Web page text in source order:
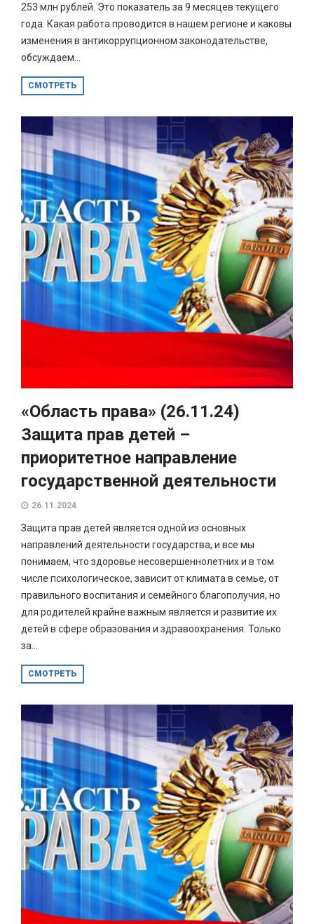
253 млн рублей. Это показатель за 9 месяцев текущего
года. Какая работа проводится в нашем регионе и каковы
изменения в антикоррупционном законодательстве,
обсуждаем...
СМОТРЕТЬ
«Область права» (26.11.24)
Защита прав детей –
приоритетное направление
государственной деятельности
26.11.2024
Защита прав детей является одной из основных
направлений деятельности государства, и все мы
понимаем, что здоровье несовершеннолетних и в том
числе психологическое, зависит от климата в семье, от
правильного воспитания и семейного благополучия, но
для родителей крайне важным является и развитие их
детей в сфере образования и здравоохранения. Только
за...
СМОТРЕТЬ